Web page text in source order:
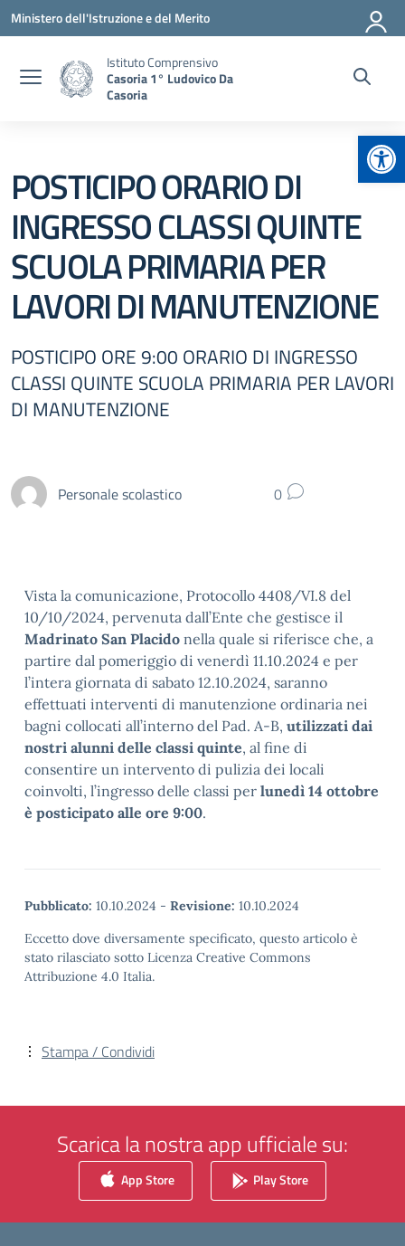
Vai ai contenuti
Vai al menu di navigazione
Vai al footer
Ministero dell'Istruzione e del Merito
Istituto Comprensivo
Casoria 1° Ludovico Da
Casoria
POSTICIPO ORARIO DI
INGRESSO CLASSI QUINTE
SCUOLA PRIMARIA PER
LAVORI DI MANUTENZIONE
POSTICIPO ORE 9:00 ORARIO DI INGRESSO
CLASSI QUINTE SCUOLA PRIMARIA PER LAVORI
DI MANUTENZIONE
Personale scolastico 0
Vista la comunicazione, Protocollo 4408/VI.8 del
10/10/2024, pervenuta dall’Ente che gestisce il
Madrinato San Placido nella quale si riferisce che, a
partire dal pomeriggio di venerdì 11.10.2024 e per
l’intera giornata di sabato 12.10.2024, saranno
effettuati interventi di manutenzione ordinaria nei
bagni collocati all’interno del Pad. A-B, utilizzati dai
nostri alunni delle classi quinte, al fine di
consentire un intervento di pulizia dei locali
coinvolti, l’ingresso delle classi per lunedì 14 ottobre
è posticipato alle ore 9:00.
Pubblicato: 10.10.2024 - Revisione: 10.10.2024
Eccetto dove diversamente specificato, questo articolo è
stato rilasciato sotto Licenza Creative Commons
Attribuzione 4.0 Italia.
Stampa / Condividi
Scarica la nostra app ufficiale su:
App Store Play Store